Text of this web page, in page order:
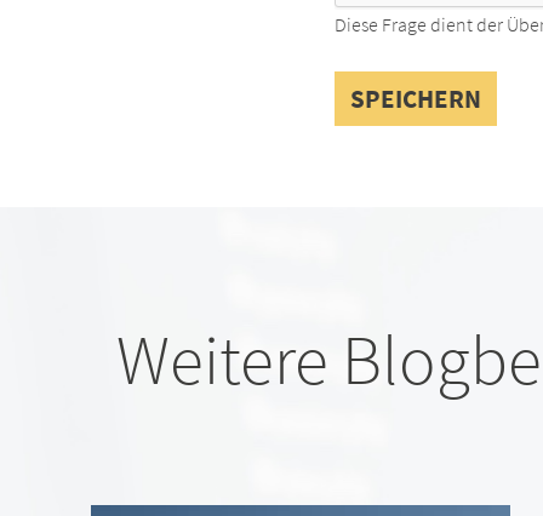
Diese Frage dient der
Weitere